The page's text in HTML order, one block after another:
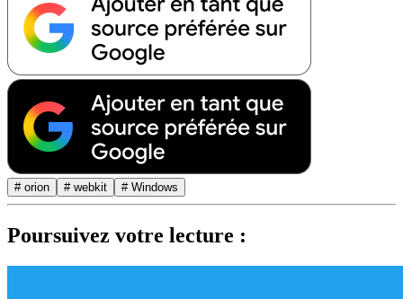
# orion # webkit # Windows
Poursuivez votre lecture :